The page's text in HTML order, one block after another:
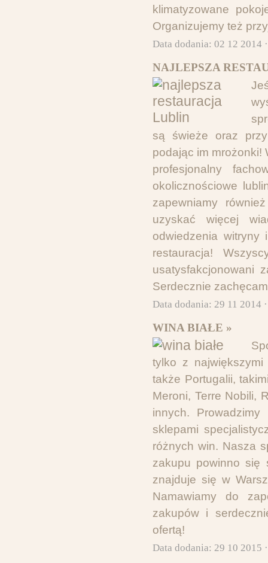
klimatyzowane
Organizujemy też
Data dodania: 02 12 2014
NAJLEPSZA
są świeże oraz
podając im mrożonki!
profesjonalny
okolicznościowe
zapewniamy
uzyskać więcej
odwiedzenia witryny
restauracja!
usatysfakcjonowani
Serdecznie
Data dodania: 29 11 2014
WINA BIAŁE »
tylko z
także Portugalii,
Meroni, Terre Nobili,
innych. Prowadzimy
sklepami
różnych win. Nasza
zakupu powinno się
znajduje się w
Namawiamy do
zakupów i
ofertą!
Data dodania: 29 10 2015